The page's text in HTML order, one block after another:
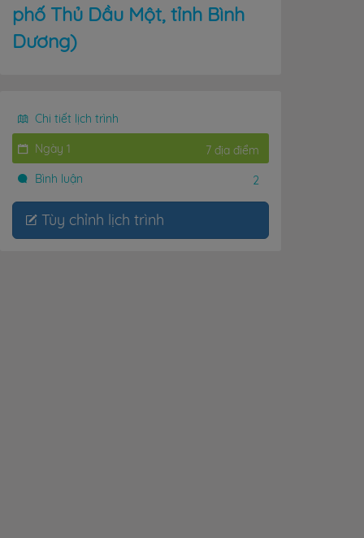
phố Thủ Dầu Một, tỉnh Bình
Dương)
Chi tiết lịch trình
Ngày 1
7 địa điểm
Bình luận
2
Tùy chỉnh lịch trình